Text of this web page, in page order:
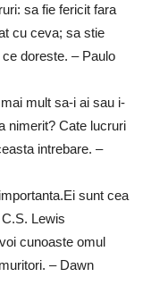
sa fie fericit fara
cu ceva; sa stie
doreste. – Paulo
mult sa-i ai sau i-
nimerit? Cate lucruri
intrebare. –
sunt cea
Lewis
cunoaste omul
– Dawn